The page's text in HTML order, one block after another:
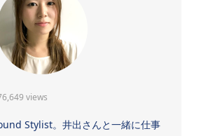
views
Stylist。井出さんと一緒に仕事